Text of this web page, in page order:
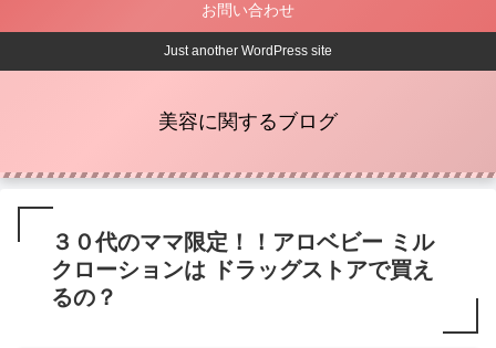
Just another WordPress site
美容に関するブログ
お問い合わせ
３０代のママ限定！！アロベビー ミル
クローションは ドラッグストアで買え
るの？